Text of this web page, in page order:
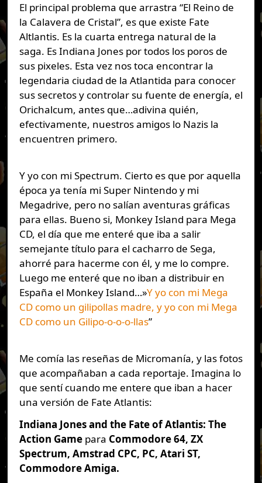
El principal problema que arrastra “El Reino de
la Calavera de Cristal”, es que existe Fate
Altlantis. Es la cuarta entrega natural de la
saga. Es Indiana Jones por todos los poros de
sus pixeles. Esta vez nos toca encontrar la
legendaria ciudad de la Atlantida para conocer
sus secretos y controlar su fuente de energía, el
Orichalcum, antes que…adivina quién,
efectivamente, nuestros amigos lo Nazis la
encuentren primero.
Y yo con mi Spectrum. Cierto es que por aquella
época ya tenía mi Super Nintendo y mi
Megadrive, pero no salían aventuras gráficas
para ellas. Bueno si, Monkey Island para Mega
CD, el día que me enteré que iba a salir
semejante título para el cacharro de Sega,
ahorré para hacerme con él, y me lo compre.
Luego me enteré que no iban a distribuir en
España el Monkey Island…»Y yo con mi Mega
CD como un gilipollas madre, y yo con mi Mega
CD como un Gilipo-o-o-o-llas”
Me comía las reseñas de Micromanía, y las fotos
que acompañaban a cada reportaje. Imagina lo
que sentí cuando me entere que iban a hacer
una versión de Fate Atlantis:
Indiana Jones and the Fate of Atlantis: The
Action Game para Commodore 64, ZX
Spectrum, Amstrad CPC, PC, Atari ST,
Commodore Amiga.